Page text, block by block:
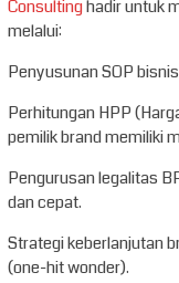
Consultinghadir untuk
melalui:
Penyusunan SOP
Perhitungan HPP
pemilik brand memiliki
Pengurusan legalitas
dan cepat.
Strategi keberlanjutan
(one-hit wonder).